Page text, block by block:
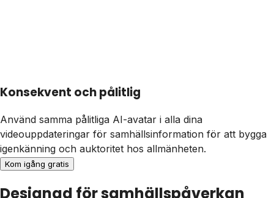
Konsekvent och pålitlig
Använd samma pålitliga AI-avatar i alla dina
videouppdateringar för samhällsinformation för att bygga
igenkänning och auktoritet hos allmänheten.
Kom igång gratis
Designad för samhällspåverkan